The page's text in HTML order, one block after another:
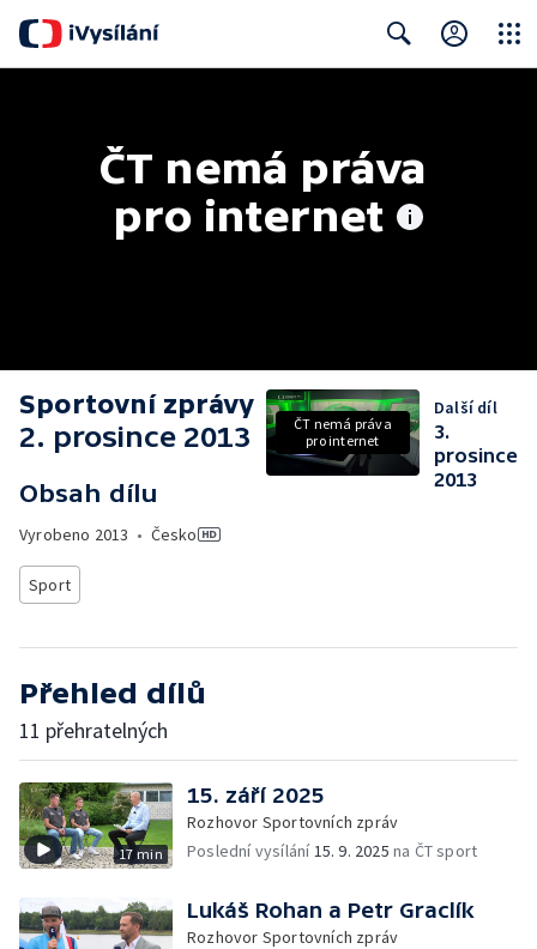
ČT nemá práva
pro internet
Sportovní zprávy
2. prosince 2013
Obsah dílu
Vyrobeno 2013 • Česko
Sport
ČT nemá práva
pro internet
Další díl
3.
prosince
2013
Přehled dílů
11 přehratelných
17 min
15. září 2025
Rozhovor Sportovních zpráv
Poslední vysílání15. 9. 2025 na ČT sport
Lukáš Rohan a Petr Graclík
Rozhovor Sportovních zpráv